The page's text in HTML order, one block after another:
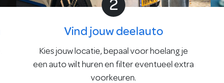
2
Vind jouw deelauto
Kies jouw locatie, bepaal voor hoelang je
een auto wilt huren en filter eventueel extra
voorkeuren.